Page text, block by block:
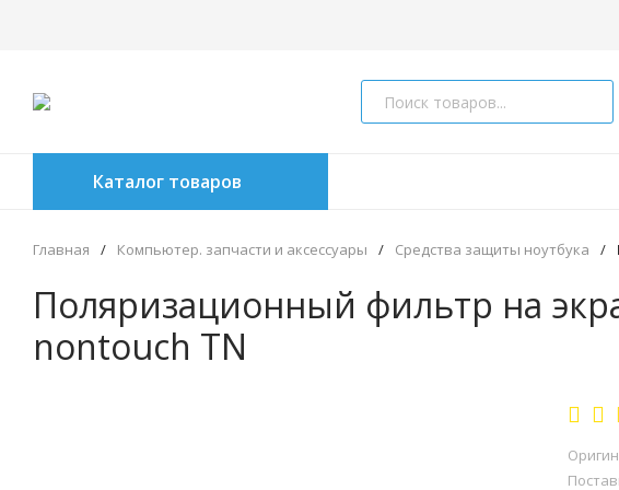
Каталог товаров
Главная / Компьютер. запчасти и аксессуары / Средства защиты ноутбука /
Поляризационный фильтр на
nontouch TN